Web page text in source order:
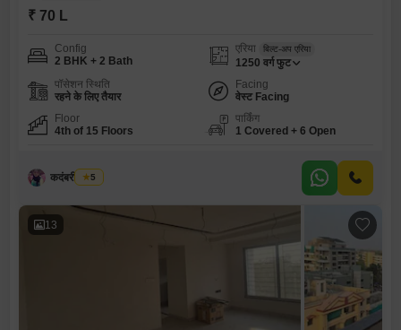
₹ 70 L
Config
2 BHK + 2 Bath
एरिया बिल्ट-अप एरिया
1250 वर्ग फुट
पॉसेशन स्थिति
रहने के लिए तैयार
Facing
वेस्ट Facing
Floor
4th of 15 Floors
पार्किंग
1 Covered + 6 Open
कदंबरी मेश्राम
5
13